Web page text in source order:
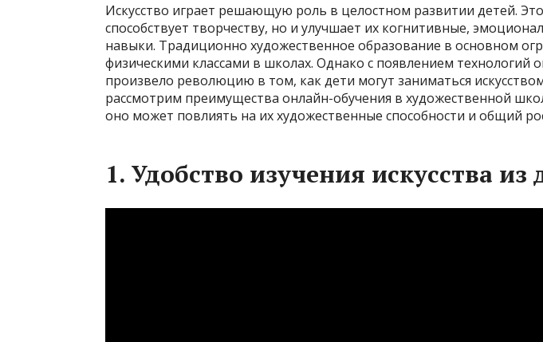
Искусство играет решающую роль в целостном развитии детей.
способствует творчеству, но и улучшает их когнитивные,
навыки. Традиционно художественное образование в основном
физическими классами в школах. Однако с появлением технологий
произвело революцию в том, как дети могут заниматься
рассмотрим преимущества онлайн-обучения в художественной
оно может повлиять на их художественные способности и общий
1. Удобство изучения искусства из